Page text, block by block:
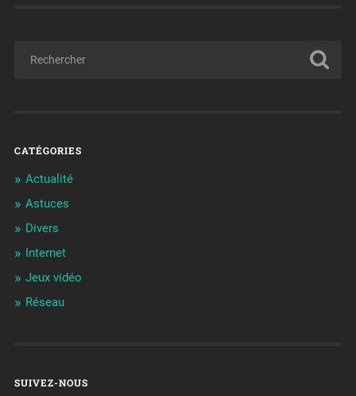
CATÉGORIES
Actualité
Astuces
Divers
Internet
Jeux vidéo
Réseau
SUIVEZ-NOUS